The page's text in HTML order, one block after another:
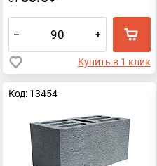
– +
Купить в 1 клик
Код: 13454